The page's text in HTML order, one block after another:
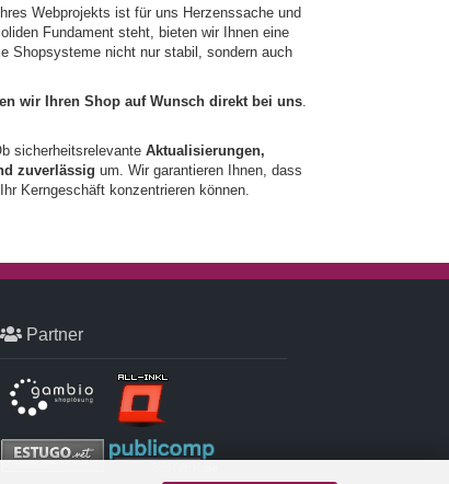
Ihres Webprojekts ist für uns Herzenssache und
Fundament steht, bieten wir Ihnen eine
Shopsysteme nicht nur stabil, sondern auch
wir Ihren Shop auf Wunsch direkt bei uns.
sicherheitsrelevante Aktualisierungen,
zuverlässig um. Wir garantieren Ihnen, dass
Kerngeschäft konzentrieren können.
Partner